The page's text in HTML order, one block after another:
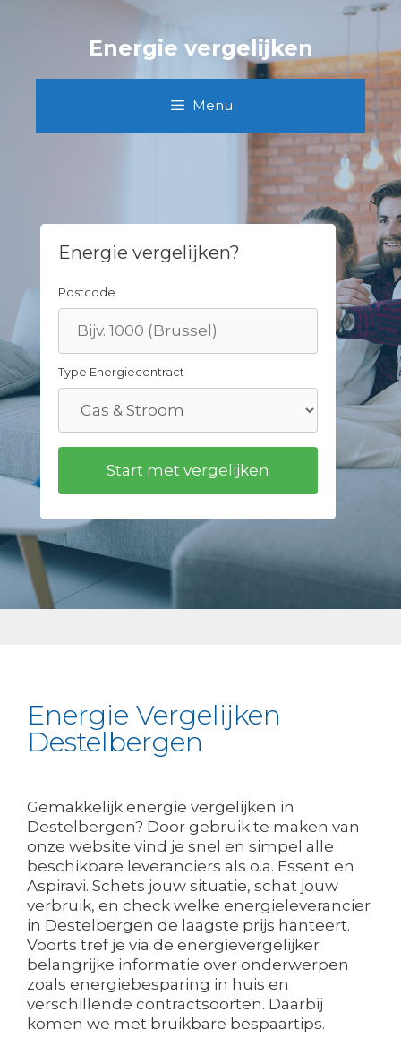
Energie vergelijken
Menu
Energie vergelijken?
Postcode
Type Energiecontract
Energie Vergelijken
Destelbergen
Gemakkelijk energie vergelijken in
Destelbergen? Door gebruik te maken van
onze website vind je snel en simpel alle
beschikbare leveranciers als o.a. Essent en
Aspiravi. Schets jouw situatie, schat jouw
verbruik, en check welke energieleverancier
in Destelbergen de laagste prijs hanteert.
Voorts tref je via de energievergelijker
belangrijke informatie over onderwerpen
zoals energiebesparing in huis en
verschillende contractsoorten. Daarbij
komen we met bruikbare bespaartips.